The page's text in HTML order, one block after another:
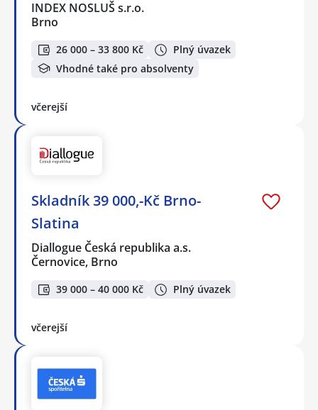
INDEX NOSLUŠ s.r.o.
Brno
26 000 – 33 800 Kč
Plný úvazek
Vhodné také pro absolventy
včerejší
Skladník 39 000,-Kč Brno-
Slatina
Diallogue Česká republika a.s.
Černovice, Brno
39 000 – 40 000 Kč Plný úvazek
včerejší